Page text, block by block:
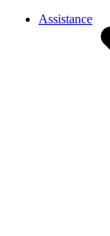
Assistance